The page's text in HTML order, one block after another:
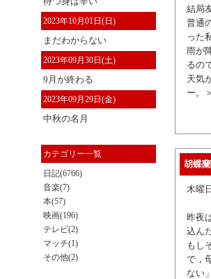
2023年10月01日(日)
まだわからない
2023年09月30日(土)
9月が終わる
2023年09月29日(金)
中秋の名月
カテゴリー一覧
日記(6766)
音楽(7)
本(57)
映画(196)
テレビ(2)
マッチ(1)
その他(2)
結局
普通
った
雨が
るの
天気
ー。
胡蝶蘭
木曜
昨夜
込ん
もし
で，
ない